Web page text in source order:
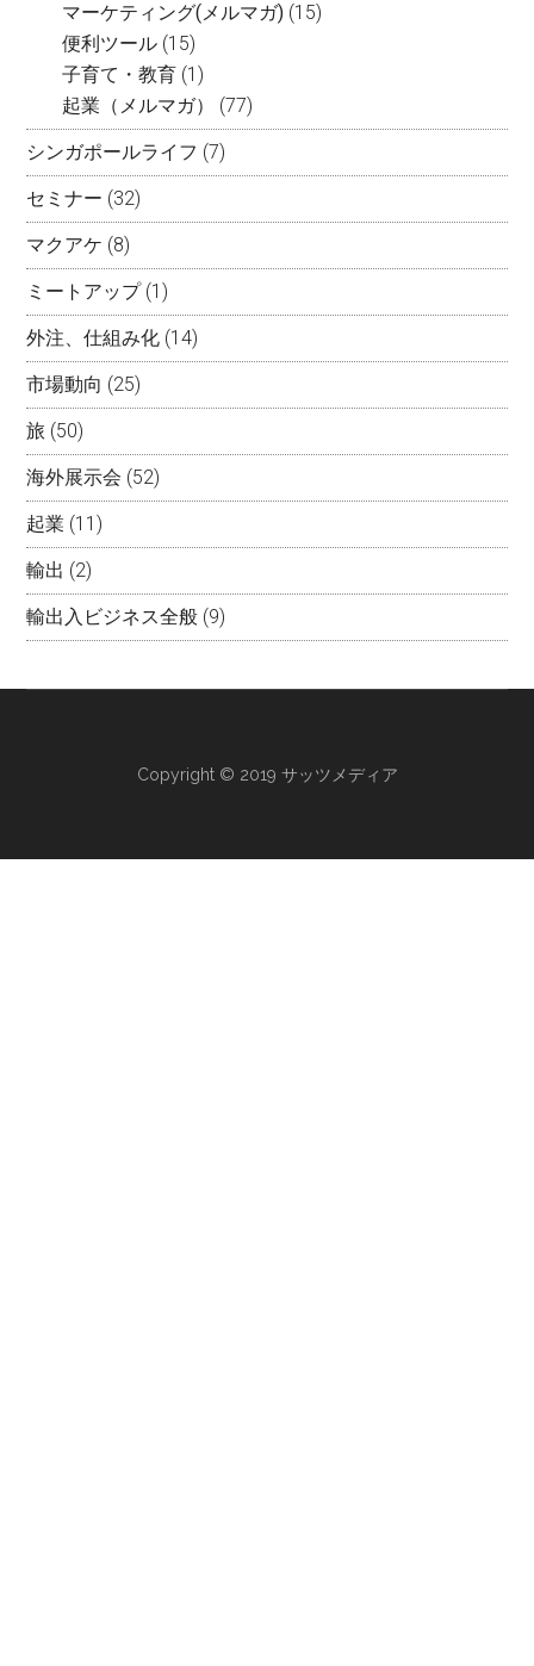
マーケティング(メルマガ) (15)
便利ツール (15)
子育て・教育 (1)
起業（メルマガ）
(77)
シンガポールライフ (7)
セミナー (32)
マクアケ (8)
ミートアップ(1)
外注、仕組み化 (14)
市場動向 (25)
旅 (50)
海外展示会 (52)
起業 (11)
輸出 (2)
輸出入ビジネス全般 (9)
Copyright © 2019 サッツメディア